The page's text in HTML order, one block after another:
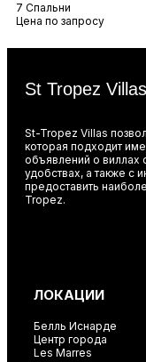
7 Спальни
Цена по запросу
St Tropez Villas
St-Tropez Villas
которая подходит
объявлений о виллах
удобствах, а также с
предоставить
Tropez.
ЛОКАЦИИ
Белль Иснарде
Центр города
Les Marres